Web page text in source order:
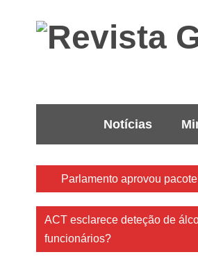
Notícias
Parlamento aprovou
ACT esclarece deteção de
funcionários?